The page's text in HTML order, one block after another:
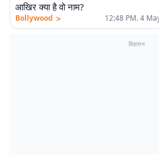
आखिर क्या है वो नाम?
Bollywood > 12:48 PM. 4
विज्ञापन